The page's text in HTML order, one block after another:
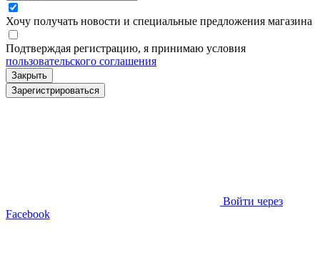
Хочу получать новости и специальные предложения магазина
Подтверждая регистрацию, я принимаю условия
пользовательского соглашения
Закрыть
Зарегистрироваться
Войти через
Facebook